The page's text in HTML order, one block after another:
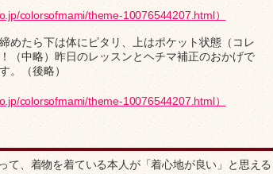
colorsofmami/theme-10076544207.html）
めたら下は体にピタリ、上はポケット状態（コレ
（中略）昨日のレッスンとヘチマ補正のおかげで
。（後略）
colorsofmami/theme-10076544207.html）
て、着物を着ている本人が「着心地が良い」と思える